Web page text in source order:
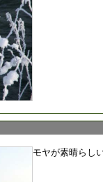
モヤが素晴らし